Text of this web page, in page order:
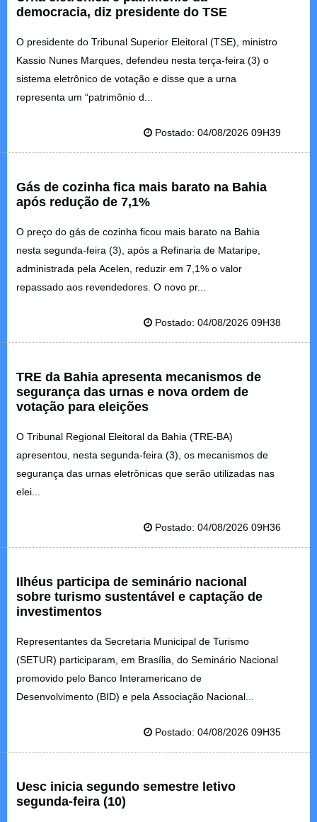
democracia, diz presidente do TSE
O presidente do Tribunal Superior Eleitoral (TSE), ministro
Kassio Nunes Marques, defendeu nesta terça-feira (3) o
sistema eletrônico de votação e disse que a urna
representa um “patrimônio d...
Postado: 04/08/2026 09H39
Gás de cozinha fica mais barato na Bahia
após redução de 7,1%
O preço do gás de cozinha ficou mais barato na Bahia
nesta segunda-feira (3), após a Refinaria de Mataripe,
administrada pela Acelen, reduzir em 7,1% o valor
repassado aos revendedores. O novo pr...
Postado: 04/08/2026 09H38
TRE da Bahia apresenta mecanismos de
segurança das urnas e nova ordem de
votação para eleições
O Tribunal Regional Eleitoral da Bahia (TRE-BA)
apresentou, nesta segunda-feira (3), os mecanismos de
segurança das urnas eletrônicas que serão utilizadas nas
elei...
Postado: 04/08/2026 09H36
Ilhéus participa de seminário nacional
sobre turismo sustentável e captação de
investimentos
Representantes da Secretaria Municipal de Turismo
(SETUR) participaram, em Brasília, do Seminário Nacional
promovido pelo Banco Interamericano de
Desenvolvimento (BID) e pela Associação Nacional...
Postado: 04/08/2026 09H35
Uesc inicia segundo semestre letivo
segunda-feira (10)